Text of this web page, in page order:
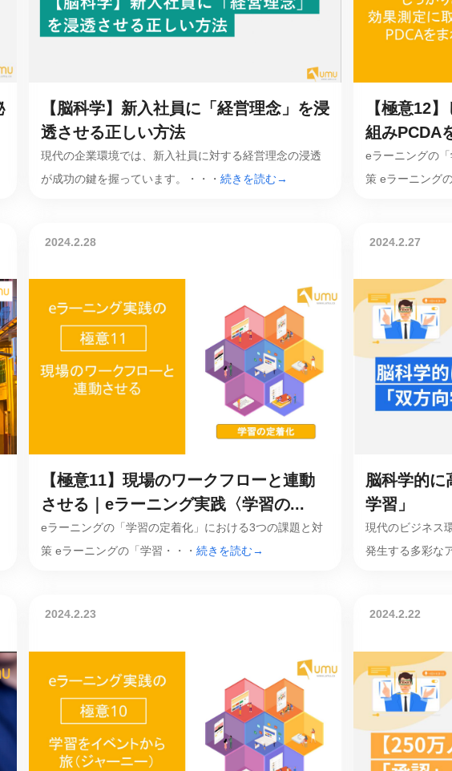
スキルを定着
業トレーニングといっ
スピーチ練習
ィードバックで練習
に高め、スキルアップ
削減
産を活用し、社員か
答する専属のAIアシ
スチャー課題
レゼンに効果的なジェ
シナリオに最適化され
AIネイティブツール
セキュリティー
【脳科学】新入社員に「経営理念」を浸
透させる正しい方法
現代の企業環境では、新入社員に対する経営理念の浸透
が成功の鍵を握っています。・・・ 続きを読む→
【極意12
組みPCDA
eラーニングの
策 eラーニング
2024.2.28
【極意11】現場のワークフローと連動
させる｜eラーニング実践〈学習の...
eラーニングの「学習の定着化」における3つの課題と対
策 eラーニングの「学習・・・ 続きを読む→
2024.2.27
脳科学的に
学習」
現代のビジネス
発生する多彩な
2024.2.23 2024.2.22